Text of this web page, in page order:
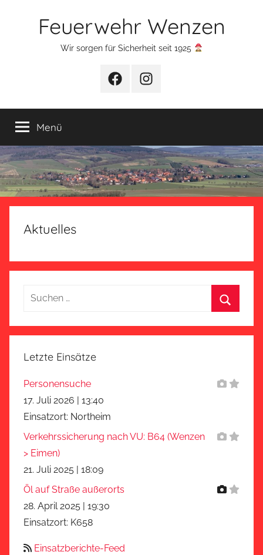
Feuerwehr Wenzen
Wir sorgen für Sicherheit seit 1925
FacebookInstagram
Menü
Aktuelles
Suchen
Letzte Einsätze
Personensuche
17. Juli 2026 | 13:40
Einsatzort: Northeim
Verkehrssicherung nach VU: B64 (Wenzen
> Eimen)
21. Juli 2025 | 18:09
Öl auf Straße außerorts
28. April 2025
19:30
Einsatzort: K658
Einsatzberichte-Feed